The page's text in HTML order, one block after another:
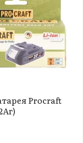
Procraft